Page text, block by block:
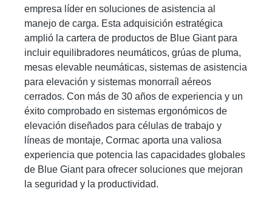
empresa líder en soluciones de asistencia al
manejo de carga. Esta adquisición estratégica
amplió la cartera de productos de Blue Giant para
incluir equilibradores neumáticos, grúas de pluma,
mesas elevable neumáticas, sistemas de asistencia
para elevación y sistemas monorraíl aéreos
cerrados. Con más de 30 años de experiencia y un
éxito comprobado en sistemas ergonómicos de
elevación diseñados para células de trabajo y
líneas de montaje, Cormac aporta una valiosa
experiencia que potencia las capacidades globales
de Blue Giant para ofrecer soluciones que mejoran
la seguridad y la productividad.